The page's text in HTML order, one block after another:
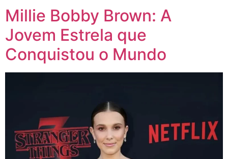
Millie Bobby Brown: A
Jovem Estrela que
Conquistou o Mundo